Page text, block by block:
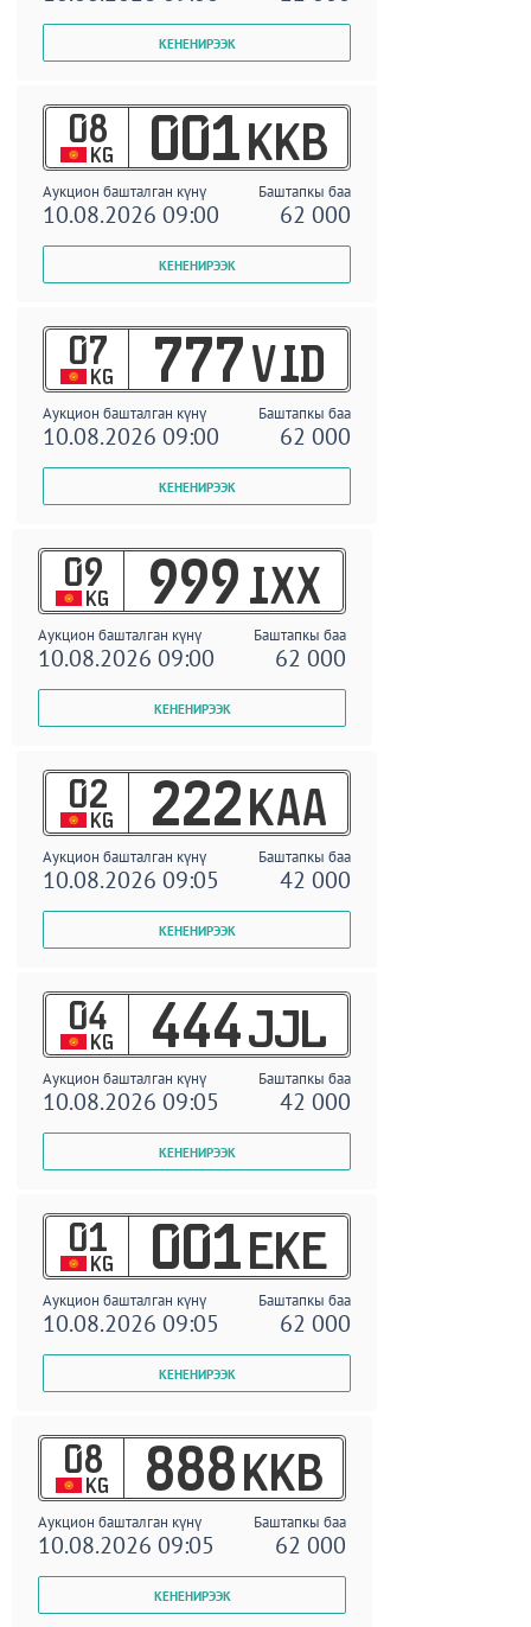
08
KG 001 KKB
Аукцион башталган күнү Баштапкы баа
10.08.2026 09:00 62 000
07
KG 777 VID
Аукцион башталган күнү Баштапкы баа
10.08.2026 09:00 62 000
09
KG 999 IXX
Аукцион башталган күнү Баштапкы баа
10.08.2026 09:00 62 000
02
KG 222 KAA
Аукцион башталган күнү Баштапкы баа
10.08.2026 09:05 42 000
04
KG 444 JJL
Аукцион башталган күнү Баштапкы баа
10.08.2026 09:05 42 000
01
KG 001 EKE
Аукцион башталган күнү Баштапкы баа
10.08.2026 09:05 62 000
08
KG 888 KKB
Аукцион башталган күнү Баштапкы баа
10.08.2026 09:05 62 000